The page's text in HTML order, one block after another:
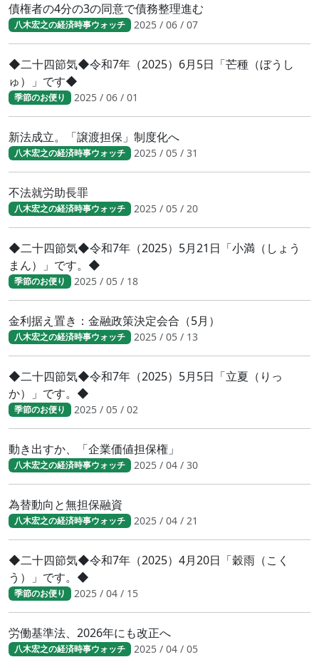
債権者の4分の3の同意で債務整理進む
八木宏之の経済時事ウォッチ 2025 / 06 / 07
◆二十四節気◆令和7年（2025）6月5日「芒種（ぼうし
ゅ）」です◆
季節のお便り 2025 / 06 / 01
新法成立。「譲渡担保」制度化へ
八木宏之の経済時事ウォッチ 2025 / 05 / 31
不法就労助長罪
八木宏之の経済時事ウォッチ 2025 / 05 / 20
◆二十四節気◆令和7年（2025）5月21日「小満（しょう
まん）」です。◆
季節のお便り 2025 / 05 / 18
金利据え置き：金融政策決定会合（5月）
八木宏之の経済時事ウォッチ 2025 / 05 / 13
◆二十四節気◆令和7年（2025）5月5日「立夏（りっ
か）」です。◆
季節のお便り 2025 / 05 / 02
動き出すか、「企業価値担保権」
八木宏之の経済時事ウォッチ 2025 / 04 / 30
為替動向と無担保融資
八木宏之の経済時事ウォッチ 2025 / 04 / 21
◆二十四節気◆令和7年（2025）4月20日「穀雨（こく
う）」です。◆
季節のお便り 2025 / 04 / 15
労働基準法、2026年にも改正へ
八木宏之の経済時事ウォッチ 2025 / 04 / 05